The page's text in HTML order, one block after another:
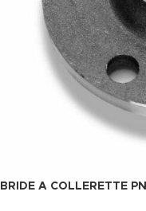
BRIDE A COLLERETTE